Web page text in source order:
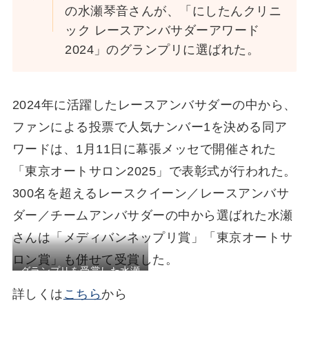
の水瀬琴音さんが、「にしたんクリニ
ック レースアンバサダーアワード
2024」のグランプリに選ばれた。
2024年に活躍したレースアンバサダーの中から、
ファンによる投票で人気ナンバー1を決める同ア
ワードは、1月11日に幕張メッセで開催された
「東京オートサロン2025」で表彰式が行われた。
300名を超えるレースクイーン／レースアンバサ
ダー／チームアンバサダーの中から選ばれた水瀬
さんは「メディバンネップリ賞」「東京オートサ
ロン賞」も併せて受賞した。
グランプリを受賞した水瀬
詳しくは こちら から